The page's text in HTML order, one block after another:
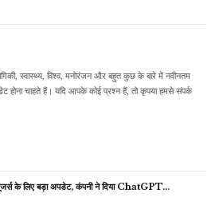
स्वास्थ्य, विश्व, मनोरंजन और बहुत कुछ के बारे में नवीनतम
होना चाहते हैं। यदि आपके कोई प्रश्न हैं, तो कृपया हमसे संपर्क
के लिए बड़ा अपडेट, कंपनी ने दिया ChatGPT…